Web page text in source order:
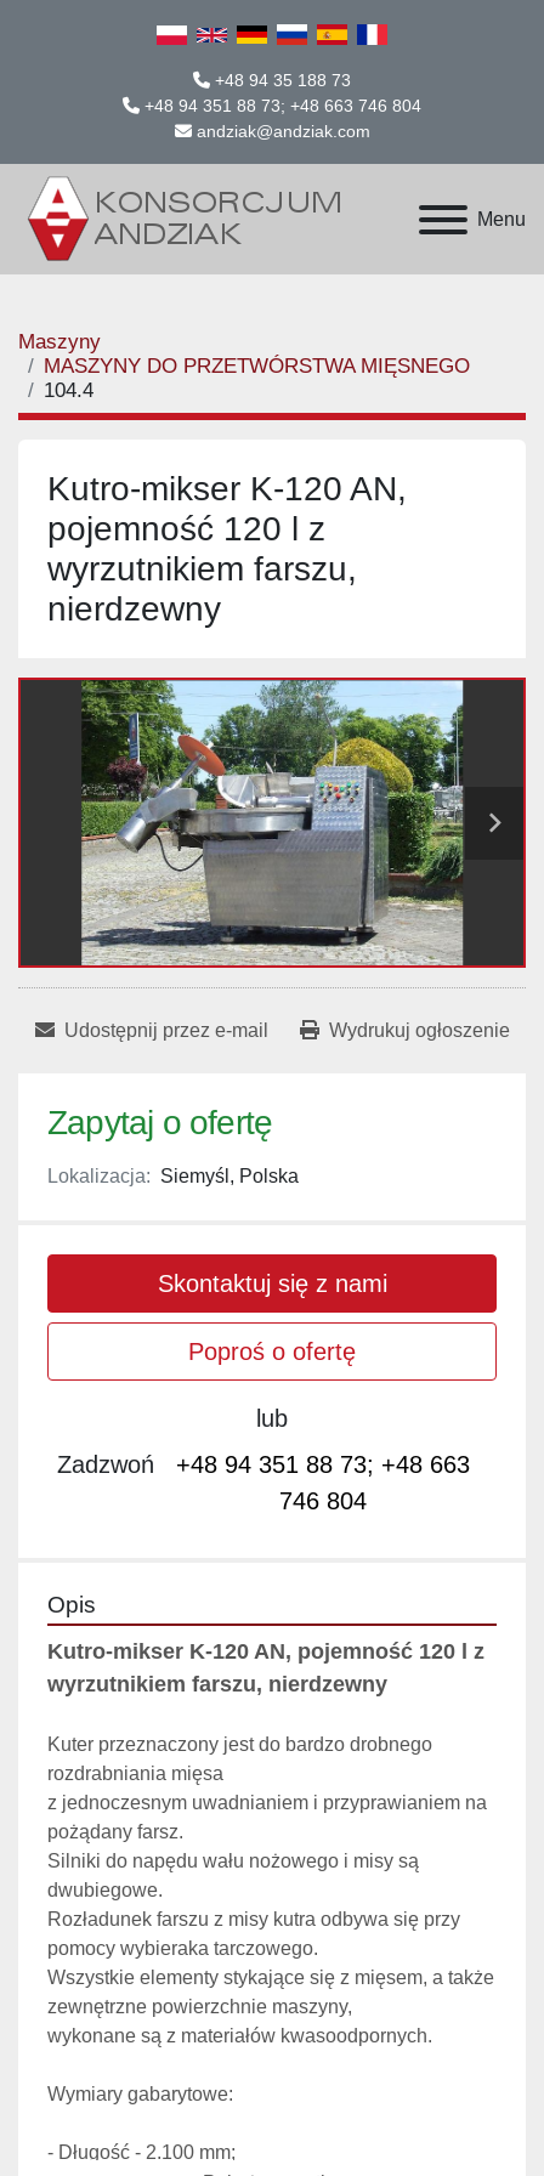
+48 94 35 188 73
+48 94 351 88 73; +48 663 746 804
andziak@andziak.com
Menu
Maszyny
MASZYNY DO PRZETWÓRSTWA MIĘSNEGO
104.4
Kutro-mikser K-120 AN,
pojemność 120 l z
wyrzutnikiem farszu,
nierdzewny
Udostępnij przez e-mail Wydrukuj ogłoszenie
Zapytaj o ofertę
Lokalizacja: Siemyśl, Polska
Skontaktuj się z nami
Poproś o ofertę
lub
Zadzwoń
+48 94 351 88 73; +48 663
746 804
Opis
Kutro-mikser K-120 AN, pojemność 120 l z
wyrzutnikiem farszu, nierdzewny
Kuter przeznaczony jest do bardzo drobnego
rozdrabniania mięsa
z jednoczesnym uwadnianiem i przyprawianiem na
pożądany farsz.
Silniki do napędu wału nożowego i misy są
dwubiegowe.
Rozładunek farszu z misy kutra odbywa się przy
pomocy wybieraka tarczowego.
Wszystkie elementy stykające się z mięsem, a także
zewnętrzne powierzchnie maszyny,
wykonane są z materiałów kwasoodpornych.
Wymiary gabarytowe:
- Długość - 2.100 mm;